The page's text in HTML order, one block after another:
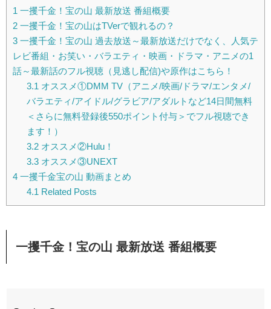
1 一攫千金！宝の山 最新放送 番組概要
2 一攫千金！宝の山はTVerで観れるの？
3 一攫千金！宝の山 過去放送～最新放送だけでなく、人気テ
レビ番組・お笑い・バラエティ・映画・ドラマ・アニメの1
話～最新話のフル視聴（見逃し配信)や原作はこちら！
3.1 オススメ①DMM TV（アニメ/映画/ドラマ/エンタメ/
バラエティ/アイドル/グラビア/アダルトなど14日間無料
＜さらに無料登録後550ポイント付与＞でフル視聴でき
ます！）
3.2オススメ②Hulu！
3.3オススメ③UNEXT
4 一攫千金宝の山 動画まとめ
4.1 Related Posts
一攫千金！宝の山 最新放送 番組概要